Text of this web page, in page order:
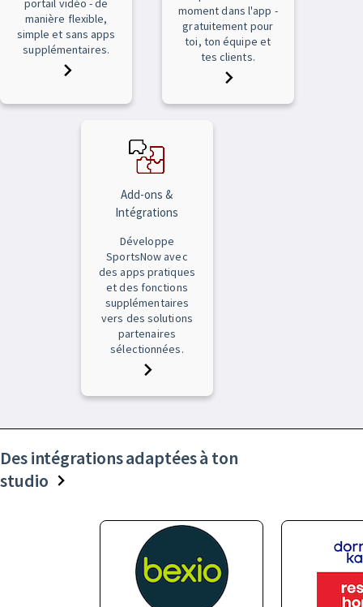
manière flexible,
simple et sans apps
supplémentaires.
moment dans l'app -
gratuitement pour
toi, ton équipe et
tes clients.
Add-ons &
Intégrations
Développe
SportsNow avec
des apps pratiques
et des fonctions
supplémentaires
vers des solutions
partenaires
sélectionnées.
Des intégrations adaptées à ton
studio